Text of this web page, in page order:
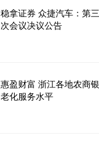
稳拿证券 众捷汽车：第
次会议决议公告
惠盈财富 浙江各地农商
老化服务水平